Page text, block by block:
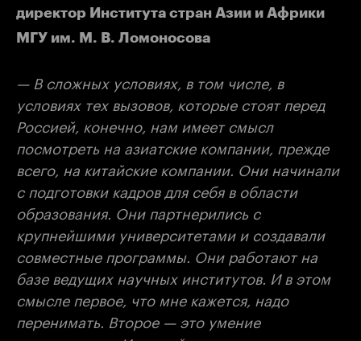
директор Института стран Азии и Африки
МГУ им. М. В. Ломоносова
— В сложных условиях, в том числе, в
условиях тех вызовов, которые стоят перед
Россией, конечно, нам имеет смысл
посмотреть на азиатские компании, прежде
всего, на китайские компании. Они начинали
с подготовки кадров для себя в области
образования. Они партнерились с
крупнейшими университетами и создавали
совместные программы. Они работают на
базе ведущих научных институтов. И в этом
смысле первое, что мне кажется, надо
перенимать. Второе — это умение